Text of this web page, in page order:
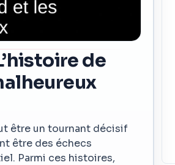
de
être un tournant décisif
être des échecs
Parmi ces histoires,